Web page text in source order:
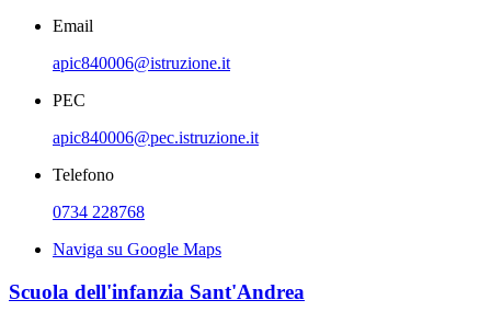
Email
apic840006@istruzione.it
PEC
apic840006@pec.istruzione.it
Telefono
0734 228768
Naviga su Google Maps
Scuola dell'infanzia Sant'Andrea